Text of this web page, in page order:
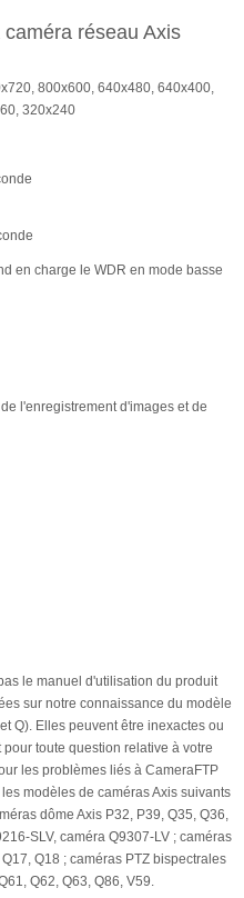
réseau Axis
800x600, 640x480, 640x400,
320x240
en charge le WDR en mode basse
l'enregistrement d'images et de
le manuel d'utilisation du produit
sur notre connaissance du modèle
Q). Elles peuvent être inexactes ou
toute question relative à votre
les problèmes liés à CameraFTP
modèles de caméras Axis suivants
dôme Axis P32, P39, Q35, Q36,
SLV, caméra Q9307-LV ; caméras
Q18 ; caméras PTZ bispectrales
Q62, Q63, Q86, V59.